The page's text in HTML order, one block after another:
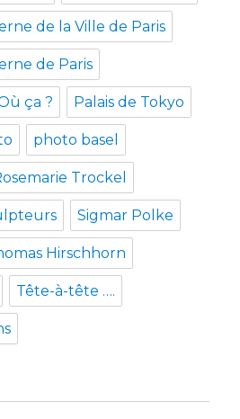
de la Ville de Paris
de Paris
ça ? Palais de Tokyo
photo basel
Trockel
Sigmar Polke
Hirschhorn
Tête-à-tête ….